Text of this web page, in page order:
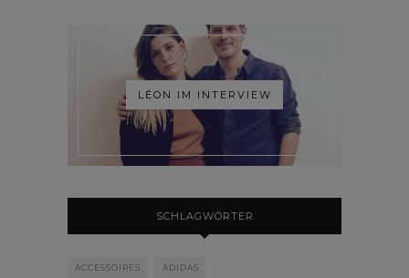
LÉON IM INTERVIEW
SCHLAGWÖRTER
ACCESSOIRES ADIDAS